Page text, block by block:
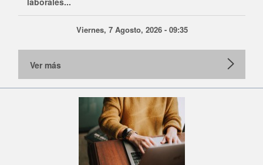
Viernes, 7 Agosto, 2026 - 09:35
Ver más